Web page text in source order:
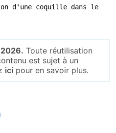
d'une coquille dans le
Toute réutilisation
est sujet à un
ici pour en savoir plus.